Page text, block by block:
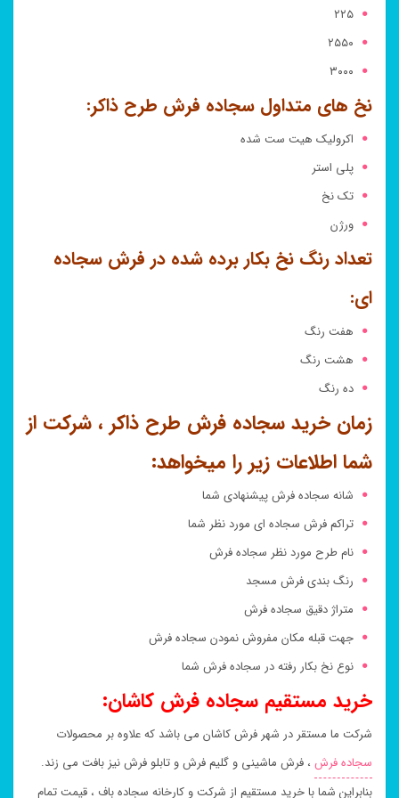
۲۲۵
۲۵۵۰
۳۰۰۰
نخ های متداول سجاده فرش طرح ذاکر:
اکرولیک هیت ست شده
پلی استر
تک نخ
ورژن
تعداد رنگ نخ بکار برده شده در فرش سجاده
ای:
هفت رنگ
هشت رنگ
ده رنگ
زمان خرید سجاده فرش طرح ذاکر ، شرکت از
شما اطلاعات زیر را میخواهد:
شانه سجاده فرش پیشنهادی شما
تراکم فرش سجاده ای مورد نظر شما
نام طرح مورد نظر سجاده فرش
رنگ بندی فرش مسجد
متراژ دقیق سجاده فرش
جهت قبله مکان مفروش نمودن سجاده فرش
نوع نخ بکار رفته در سجاده فرش شما
خرید مستقیم سجاده فرش کاشان:
شرکت ما مستقر در شهر فرش کاشان می باشد که علاوه بر محصولات
سجاده فرش ، فرش ماشینی و گلیم فرش و تابلو فرش نیز بافت می زند.
بنابراین شما با خرید مستقیم از شرکت و کارخانه سجاده باف ، قیمت تمام